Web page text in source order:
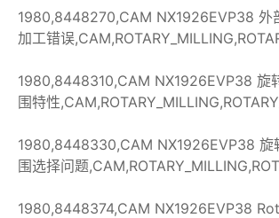
1980,8448270,CAM NX1926EVP38 外
加工错误
1980,8448310,CAM NX1926EVP38 旋
围特性
1980,8448330,CAM NX1926EVP38 旋
围选择问题
1980,8448374,CAM NX1926EVP38